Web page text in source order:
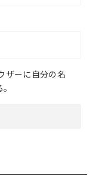
ザーに自分の名